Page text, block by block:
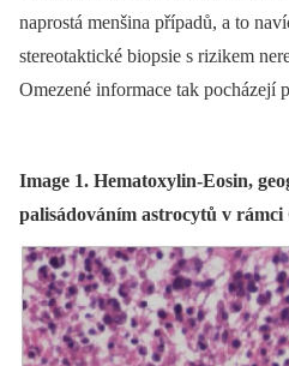
naprostá menšina případů, a to
stereotaktické biopsie s rizikem
Omezené informace tak pocházejí
Image 1. Hematoxylin-Eosin,
palisádováním astrocytů v